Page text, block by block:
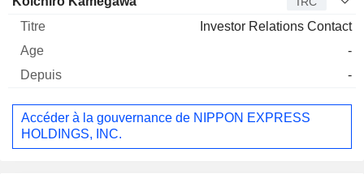
Investor Relations Contact
-
-
Accéder à la gouvernance de NIPPON EXPRESS
HOLDINGS, INC.